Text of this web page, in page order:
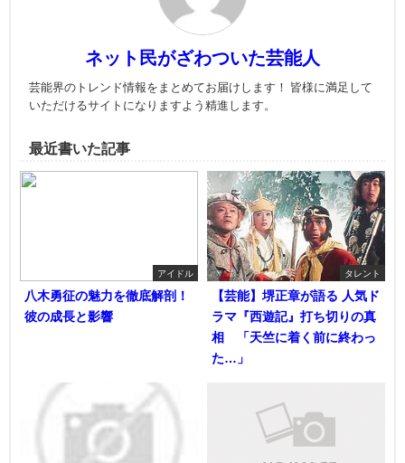
ネット民がざわついた芸能人
芸能界のトレンド情報をまとめてお届けします！ 皆様に満足して
いただけるサイトになりますよう精進します。
最近書いた記事
アイドル
八木勇征の魅力を徹底解剖！
彼の成長と影響
タレント
【芸能】堺正章が語る 人気ド
ラマ『西遊記』打ち切りの真
相 「天竺に着く前に終わっ
た…」